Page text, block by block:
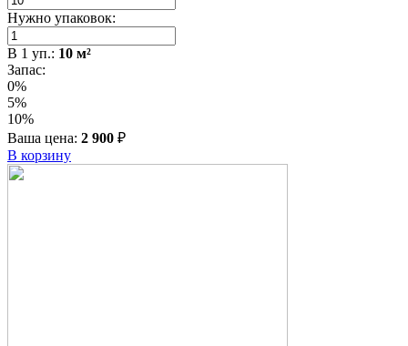
Нужно упаковок:
В 1 уп.: 10 м²
Запас:
0%
5%
10%
Ваша цена: 2 900 ₽
В корзину